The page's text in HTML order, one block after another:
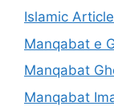
Islamic
Manqabat e
Manqabat
Manqabat